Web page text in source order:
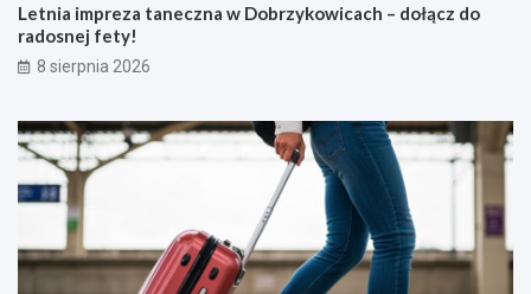
Letnia impreza taneczna w Dobrzykowicach – dołącz do
radosnej fety!
8 sierpnia 2026